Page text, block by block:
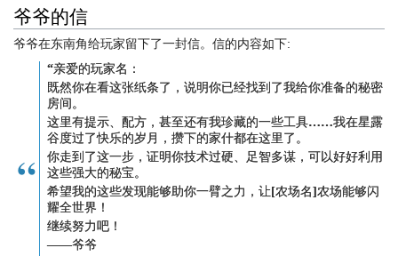
爷爷的信
爷爷在东南角给玩家留下了一封信。信的内容如下:
“亲爱的玩家名 ：
既然你在看这张纸条了，说明你已经找到了我给你准备的秘密
房间。
这里有提示、配方，甚至还有我珍藏的一些工具……我在星露
谷度过了快乐的岁月，攒下的家什都在这里了。
你走到了这一步，证明你技术过硬、足智多谋，可以好好利用
这些强大的秘宝。
希望我的这些发现能够助你一臂之力，让[农场名]农场能够闪
耀全世界！
继续努力吧！
——爷爷